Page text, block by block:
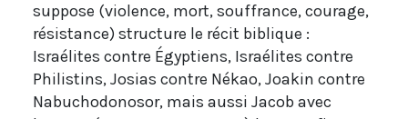
suppose (violence, mort, souffrance, courage,
résistance) structure le récit biblique :
Israélites contre Égyptiens, Israélites contre
Philistins, Josias contre Nékao, Joakin contre
Nabuchodonosor, mais aussi Jacob avec